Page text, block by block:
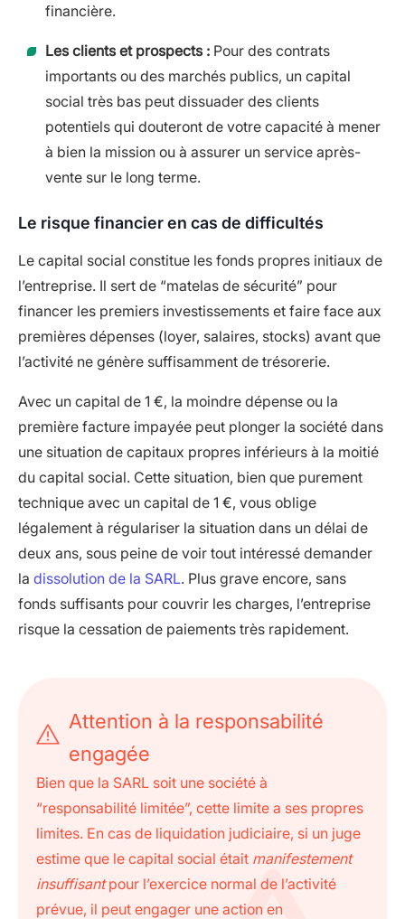
financière.
Les clients et prospects : Pour des contrats
importants ou des marchés publics, un capital
social très bas peut dissuader des clients
potentiels qui douteront de votre capacité à mener
à bien la mission ou à assurer un service après-
vente sur le long terme.
Le risque financier en cas de difficultés
Le capital social constitue les fonds propres initiaux de
l’entreprise. Il sert de “matelas de sécurité” pour
financer les premiers investissements et faire face aux
premières dépenses (loyer, salaires, stocks) avant que
l’activité ne génère suffisamment de trésorerie.
Avec un capital de 1 €, la moindre dépense ou la
première facture impayée peut plonger la société dans
une situation de capitaux propres inférieurs à la moitié
du capital social. Cette situation, bien que purement
technique avec un capital de 1 €, vous oblige
légalement à régulariser la situation dans un délai de
deux ans, sous peine de voir tout intéressé demander
la dissolution de la SARL. Plus grave encore, sans
fonds suffisants pour couvrir les charges, l’entreprise
risque la cessation de paiements très rapidement.
Attention à la responsabilité
engagée
Bien que la SARL soit une société à
“responsabilité limitée”, cette limite a ses propres
limites. En cas de liquidation judiciaire, si un juge
estime que le capital social était manifestement
insuffisantpour l’exercice normal de l’activité
prévue, il peut engager une action en